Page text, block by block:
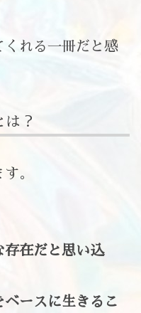
くれる一冊だと感
？
。
存在だと思い込
ースに生きるこ